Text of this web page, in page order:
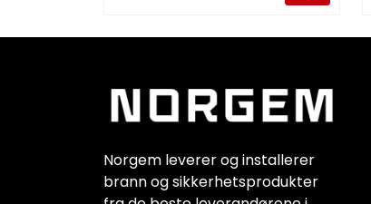
Norgem leverer og installerer
brann og sikkerhetsprodukter